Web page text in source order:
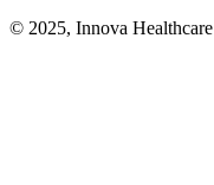
© 2025, Innova Healthcare